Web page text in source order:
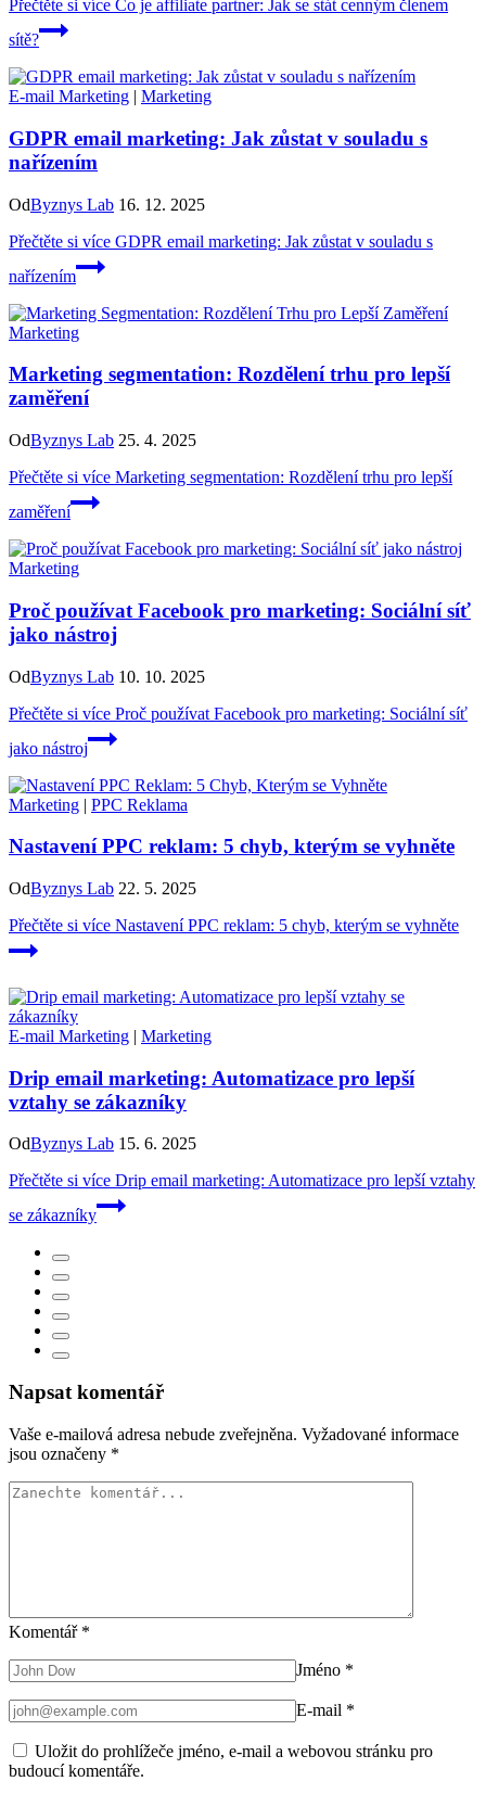
Přečtěte si více Co je affiliate partner: Jak se stát cenným členem
sítě?
E-mail Marketing | Marketing
GDPR email marketing: Jak zůstat v souladu s
nařízením
OdByznys Lab 16. 12. 2025
Přečtěte si více GDPR email marketing: Jak zůstat v souladu s
nařízením
Marketing
Marketing segmentation: Rozdělení trhu pro lepší
zaměření
OdByznys Lab 25. 4. 2025
Přečtěte si více Marketing segmentation: Rozdělení trhu pro lepší
zaměření
Marketing
Proč používat Facebook pro marketing: Sociální síť
jako nástroj
OdByznys Lab 10. 10. 2025
Přečtěte si více Proč používat Facebook pro marketing: Sociální síť
jako nástroj
Marketing | PPC Reklama
Nastavení PPC reklam: 5 chyb, kterým se vyhněte
OdByznys Lab 22. 5. 2025
Přečtěte si více Nastavení PPC reklam: 5 chyb, kterým se vyhněte
E-mail Marketing | Marketing
Drip email marketing: Automatizace pro lepší
vztahy se zákazníky
OdByznys Lab 15. 6. 2025
Přečtěte si více Drip email marketing: Automatizace pro lepší vztahy
se zákazníky
Napsat komentář
Vaše e-mailová adresa nebude zveřejněna. Vyžadované informace
jsou označeny *
Komentář *
Jméno *
E-mail *
Uložit do prohlížeče jméno, e-mail a webovou stránku pro
budoucí komentáře.